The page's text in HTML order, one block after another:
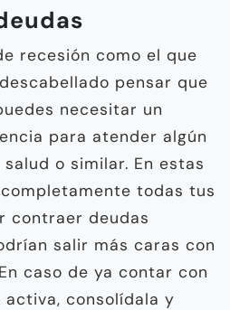
recesión como el que
pensar que
necesitar un
para atender algún
o similar. En estas
todas tus
contraer deudas
salir más caras con
caso de ya contar con
consolídala y